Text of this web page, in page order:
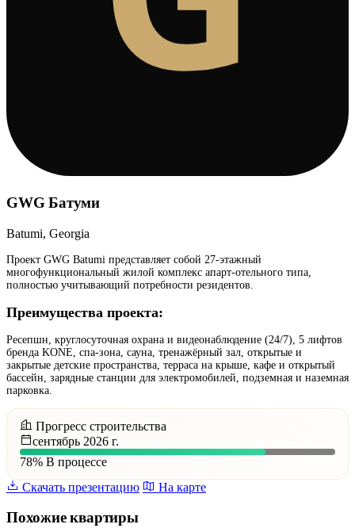
GWG Батуми
Batumi, Georgia
Проект GWG Batumi представляет собой 27-этажный
многофункциональный жилой комплекс апарт-отельного типа,
полностью учитывающий потребности резидентов.
Преимущества проекта:
Ресепшн, круглосуточная охрана и видеонаблюдение (24/7), 5 лифтов
бренда KONE, спа-зона, сауна, тренажёрный зал, открытые и
закрытые детские пространства, терраса на крыше, кафе и открытый
бассейн, зарядные станции для электромобилей, подземная и наземная
парковка.
Прогресс строительства
сентябрь 2026 г.
78% В процессе
Скачать презентацию
На карте
Похожие квартиры